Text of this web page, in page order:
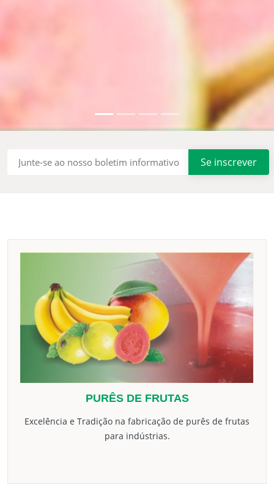
PURÊS DE FRUTAS
Excelência e Tradição na fabricação de purês de frutas
para indústrias.